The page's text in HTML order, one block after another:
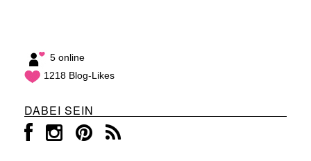
5 online
1218 Blog-Likes
DABEI SEIN